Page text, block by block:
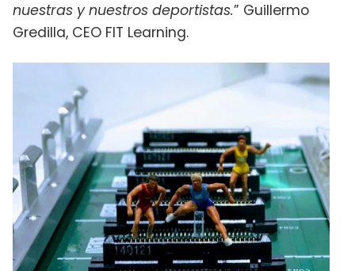
nuestras y nuestros deportistas.” Guillermo
Gredilla, CEO FIT Learning.